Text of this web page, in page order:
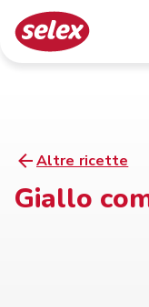
Altre ricette
Giallo